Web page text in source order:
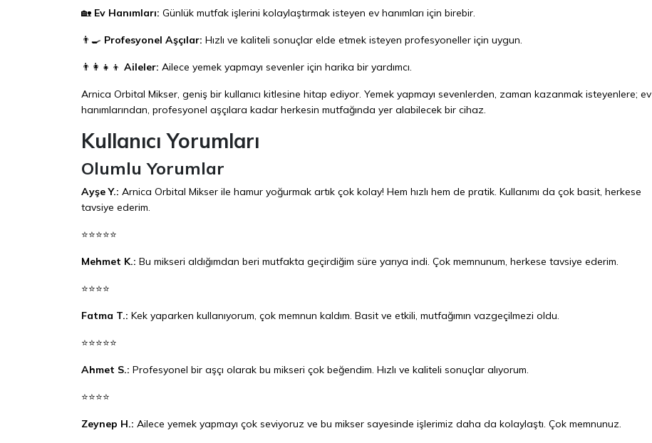
🏡 Ev Hanımları: Günlük mutfak işlerini kolaylaştırmak isteyen ev hanımları için birebir.
👨‍🍳 Profesyonel Aşçılar: Hızlı ve kaliteli sonuçlar elde etmek isteyen profesyoneller için uygun.
👨‍👩‍👧‍👦 Aileler: Ailece yemek yapmayı sevenler için harika bir yardımcı.
Arnica Orbital Mikser, geniş bir kullanıcı kitlesine hitap ediyor. Yemek yapmayı sevenlerden, zaman kazanmak isteyenlere; ev
hanımlarından, profesyonel aşçılara kadar herkesin mutfağında yer alabilecek bir cihaz.
Kullanıcı Yorumları
Olumlu Yorumlar
Ayşe Y.: Arnica Orbital Mikser ile hamur yoğurmak artık çok kolay! Hem hızlı hem de pratik. Kullanımı da çok basit, herkese
tavsiye ederim.
⭐⭐⭐⭐⭐
Mehmet K.: Bu mikseri aldığımdan beri mutfakta geçirdiğim süre yarıya indi. Çok memnunum, herkese tavsiye ederim.
⭐⭐⭐⭐
Fatma T.: Kek yaparken kullanıyorum, çok memnun kaldım. Basit ve etkili, mutfağımın vazgeçilmezi oldu.
⭐⭐⭐⭐⭐
Ahmet S.: Profesyonel bir aşçı olarak bu mikseri çok beğendim. Hızlı ve kaliteli sonuçlar alıyorum.
⭐⭐⭐⭐
Zeynep H.: Ailece yemek yapmayı çok seviyoruz ve bu mikser sayesinde işlerimiz daha da kolaylaştı. Çok memnunuz.